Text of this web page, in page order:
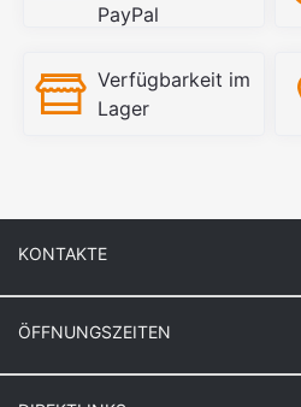
PayPal
Verfügbarkeit im
Lager
KONTAKTE
ÖFFNUNGSZEITEN